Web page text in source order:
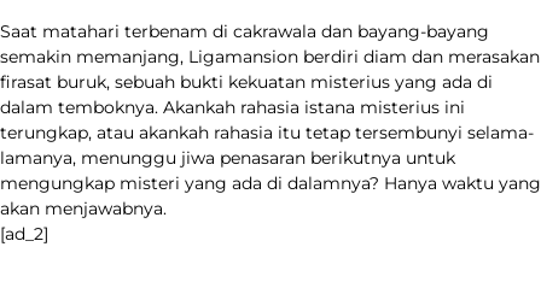
Saat matahari terbenam di cakrawala dan bayang-bayang
semakin memanjang, Ligamansion berdiri diam dan merasakan
firasat buruk, sebuah bukti kekuatan misterius yang ada di
dalam temboknya. Akankah rahasia istana misterius ini
terungkap, atau akankah rahasia itu tetap tersembunyi selama-
lamanya, menunggu jiwa penasaran berikutnya untuk
mengungkap misteri yang ada di dalamnya? Hanya waktu yang
akan menjawabnya.
[ad_2]